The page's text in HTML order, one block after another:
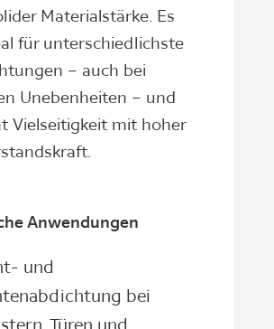
Materialstärke. Es
für unterschiedlichste
– auch bei
Unebenheiten – und
Vielseitigkeit mit hoher
Anwendungen
und
bei
Türen und